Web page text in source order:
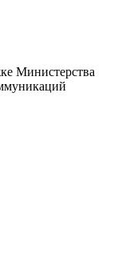
Министерства